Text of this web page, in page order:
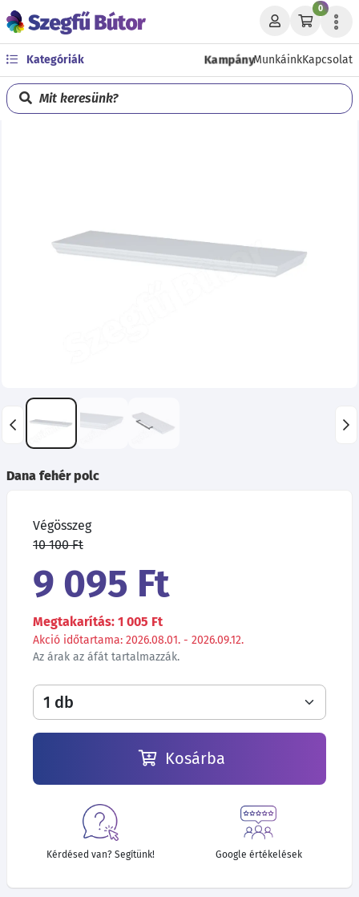
0
Kategóriák KampányMunkáinkKapcsolat
Mit keresünk?
Dana fehér polc
Végösszeg
10 100 Ft
9 095 Ft
Megtakarítás: 1 005 Ft
Akció időtartama: 2026.08.01. - 2026.09.12.
Az árak az áfát tartalmazzák.
Kosárba
Kérdésed van? Segítünk! Google értékelések